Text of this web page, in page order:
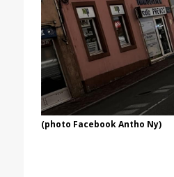
(photo Facebook Antho Ny)